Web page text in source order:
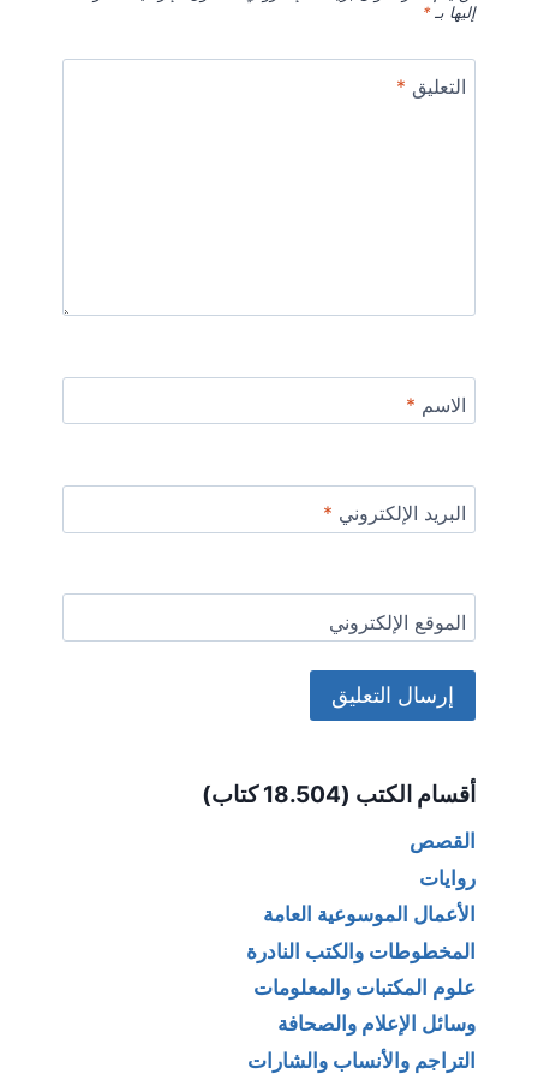
إليها بـ*
التعليق *
الاسم *
البريد الإلكتروني *
الموقع الإلكتروني
أقسام الكتب (18.504 كتاب)
القصص
روايات
الأعمال الموسوعية العامة
المخطوطات والكتب النادرة
علوم المكتبات والمعلومات
وسائل الإعلام والصحافة
التراجم والأنساب والشارات